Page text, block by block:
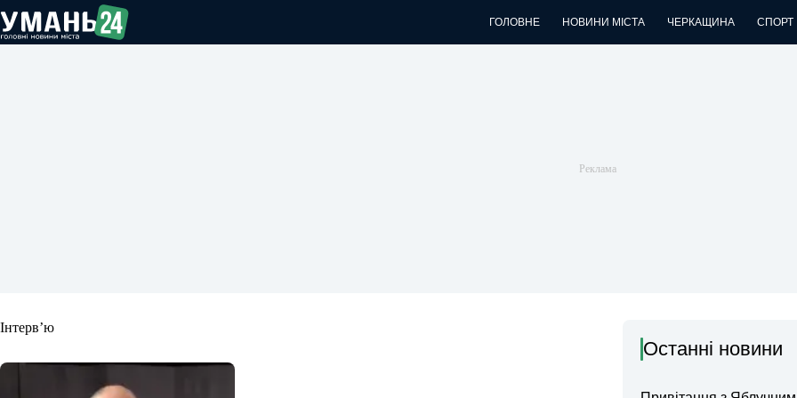
до
вмісту
ГОЛОВНЕ НОВИНИ МІСТА ЧЕРКАЩИНА СПОРТ
Інтерв’ю
Останні новини